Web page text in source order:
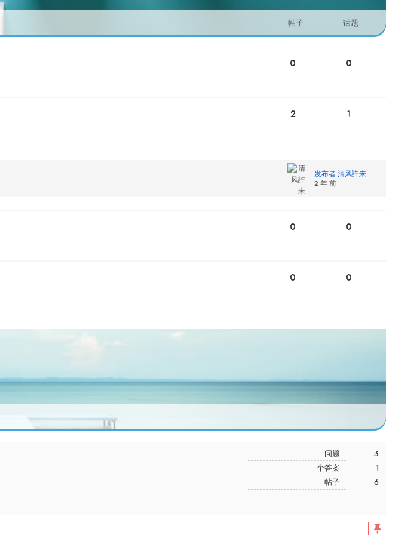
帖子 话题
0 0
2 1
发布者 清风許来
2 年 前
0 0
0 0
问题 3
个答案 1
帖子 6